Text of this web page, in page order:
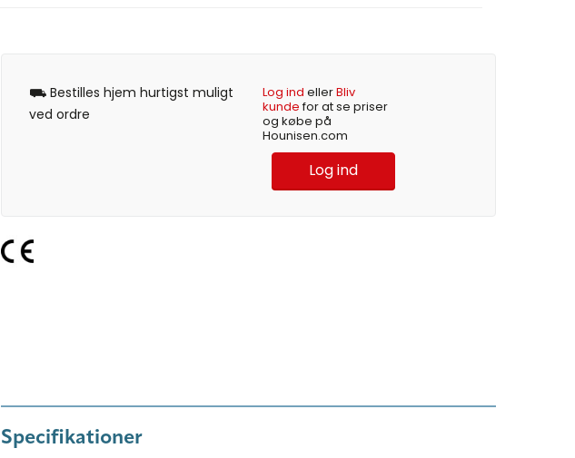
⛟ Bestilles hjem hurtigst muligt
ved ordre
Log ind ellerBliv
kundefor at se priser
og købe på
Hounisen.com
Log ind
Specifikationer